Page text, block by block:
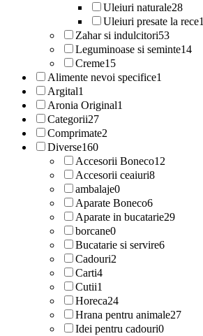
Uleiuri naturale28
Uleiuri presate la rece1
Zahar si indulcitori53
Leguminoase si seminte14
Creme15
Alimente nevoi specifice1
Argital1
Aronia Original1
Categorii27
Comprimate2
Diverse160
Accesorii Boneco12
Accesorii ceaiuri8
ambalaje0
Aparate Boneco6
Aparate in bucatarie29
borcane0
Bucatarie si servire6
Cadouri2
Carti4
Cutii1
Horeca24
Hrana pentru animale27
Idei pentru cadouri0